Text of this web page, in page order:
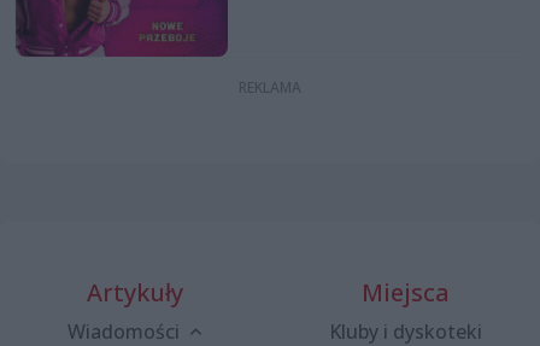
Artykuły
Wiadomości
Miejsca
Kluby i dyskoteki